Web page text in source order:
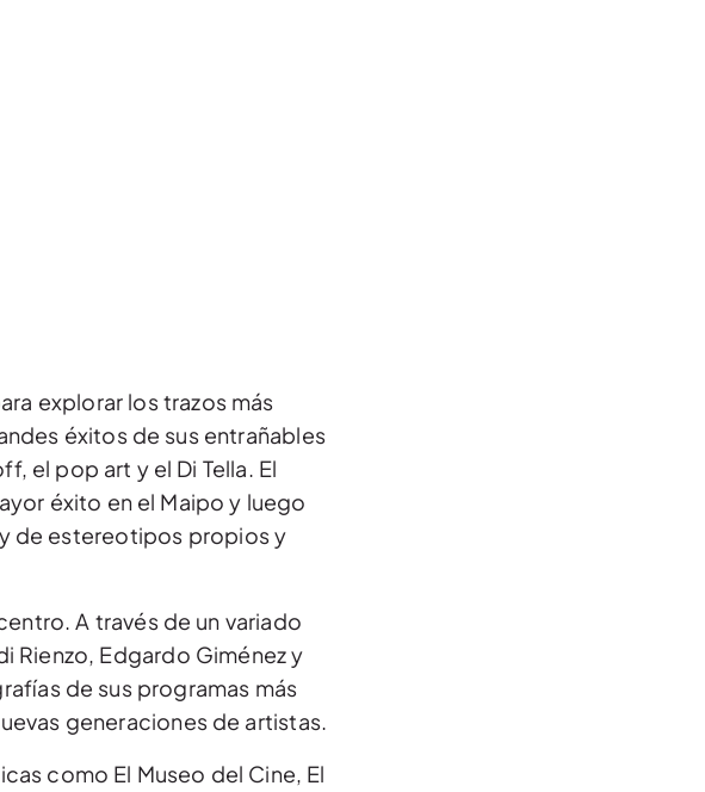
explorar los trazos más
éxitos de sus entrañables
el pop art y el Di Tella. El
éxito en el Maipo y luego
de estereotipos propios y
A través de un variado
Rienzo, Edgardo Giménez y
de sus programas más
generaciones de artistas.
como El Museo del Cine, El